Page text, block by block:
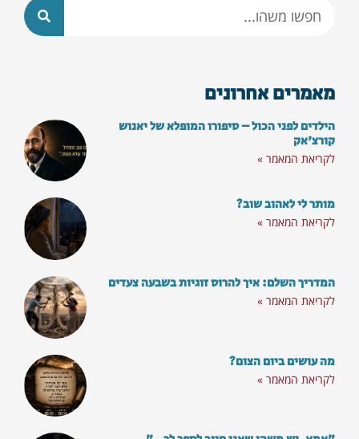
מאמרים אחרונים
הילדים לפני הכול – סיפורו המופלא של יאנוש
קורצ'אק
לקריאת המאמר »
מותר לי לאהוב שוב?
לקריאת המאמר »
המדריך השלם: איך להרוס זוגיות בשבעה צעדים
לקריאת המאמר »
מה עושים ביום הצום?
לקריאת המאמר »